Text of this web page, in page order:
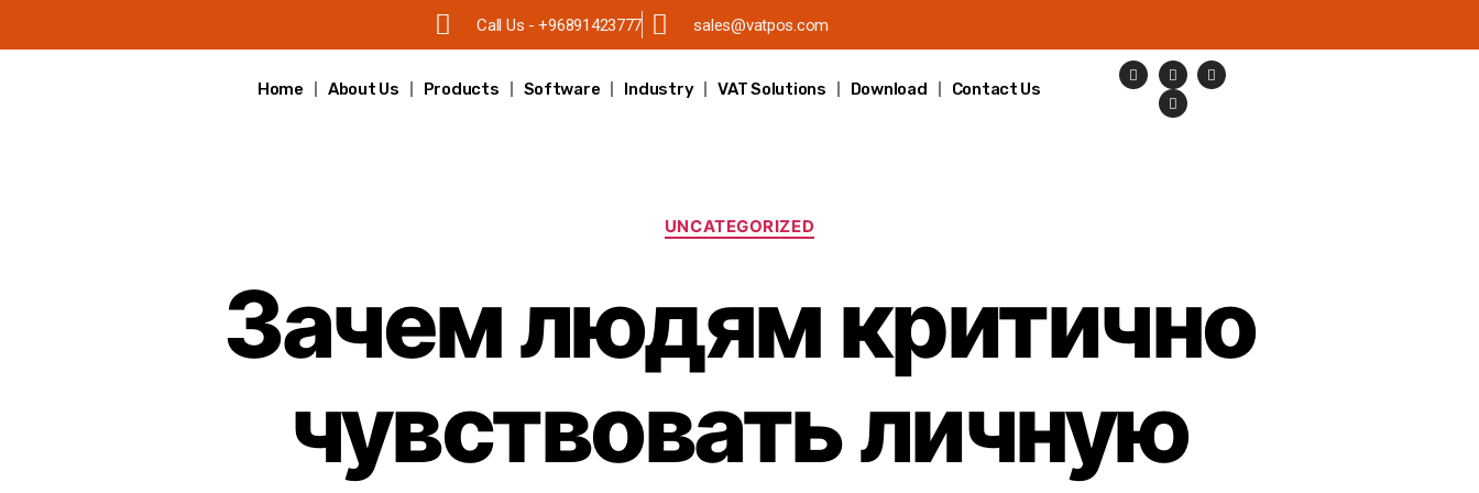
Call Us - +96891423777 sales@vatpos.com
Home About Us Products Software Industry VAT Solutions Download Contact Us
UNCATEGORIZED
Зачем людям критично
чувствовать личную